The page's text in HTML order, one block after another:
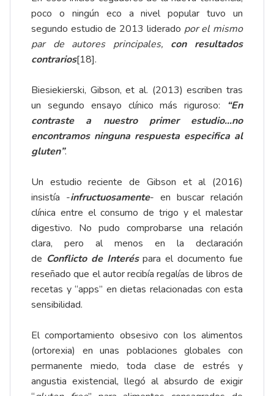
poco o ningún eco a nivel popular tuvo un
segundo estudio de 2013 liderado por el mismo
par de autores principales, con resultados
contrarios[18].
Biesiekierski, Gibson, et al. (2013) escriben tras
un segundo ensayo clínico más riguroso:
“En
contraste a nuestro primer estudio…no
encontramos ninguna respuesta especifica al
gluten”.
Un estudio reciente de Gibson et al (2016)
insistía -infructuosamente- en buscar relación
clínica entre el consumo de trigo y el malestar
digestivo. No pudo comprobarse una relación
clara, pero al menos en la declaración
de Conflicto de Interéspara el documento fue
reseñado que el autor recibía regalías de libros de
recetas y “apps” en dietas relacionadas con esta
sensibilidad.
El comportamiento obsesivo con los alimentos
(ortorexia) en unas poblaciones globales con
permanente miedo, toda clase de estrés y
angustia existencial, llegó al absurdo de exigir